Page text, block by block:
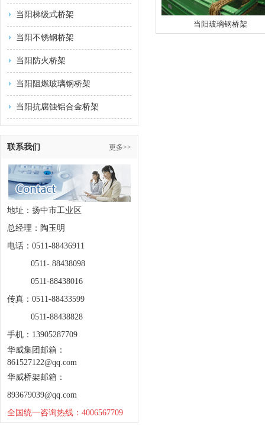
当阳梯级式桥架
当阳不锈钢桥架
当阳防火桥架
当阳阻燃玻璃钢桥架
当阳抗腐蚀铝合金桥架
联系我们 更多>>
地址：扬中市工业区
总经理：陶玉明
电话：0511-88436911
0511- 88438098
0511-88438016
传真：0511-88433599
0511-88438828
手机：13905287709
华威集团邮箱：
861527122@qq.com
华威桥架邮箱：
893679039@qq.com
全国统一咨询热线：4006567709
当阳玻璃钢桥架